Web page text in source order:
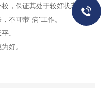
，保证其处于较好状态。
不可带“病”工作。
。
好。